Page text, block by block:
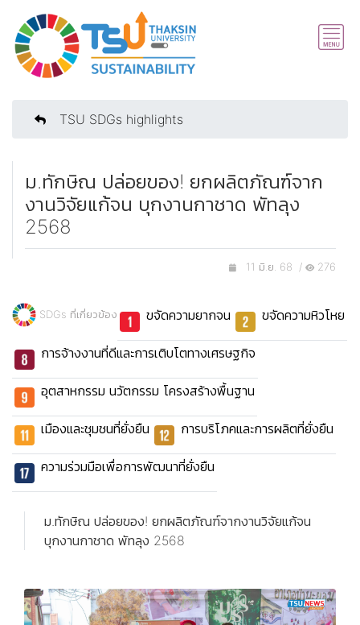
TSU SDGs highlights
ม.ทักษิณ ปล่อยของ! ยกผลิตภัณฑ์จาก
งานวิจัยแก้จน บุกงานกาชาด พัทลุง
2568
11 มิ.ย. 68 / 276
SDGs ที่เกี่ยวข้อง ขจัดความยากจน ขจัดความหิวโหย
การจ้างงานที่ดีและการเติบโตทางเศรษฐกิจ
อุตสาหกรรม นวัตกรรม โครงสร้างพื้นฐาน
เมืองและชุมชนที่ยั่งยืน การบริโภคและการผลิตที่ยั่งยืน
ความร่วมมือเพื่อการพัฒนาที่ยั่งยืน
ม.ทักษิณ ปล่อยของ! ยกผลิตภัณฑ์จากงานวิจัยแก้จน
บุกงานกาชาด พัทลุง 2568